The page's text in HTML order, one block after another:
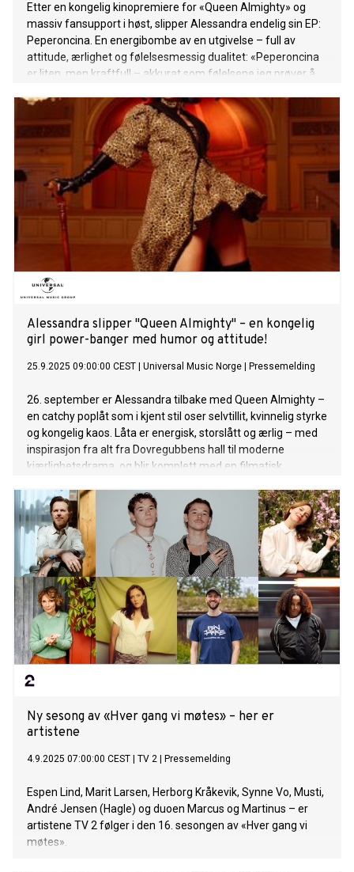
Etter en kongelig kinopremiere for «Queen Almighty» og
massiv fansupport i høst, slipper Alessandra endelig sin EP:
Peperoncina. En energibombe av en utgivelse – full av
attitude, ærlighet og følelsesmessig dualitet: «Peperoncina
er liten, men kraftfull – akkurat som følelsene jeg prøver å
og sårbar, sterk og følsom.» - Alessandra EP-en som slippes
14. november viser flere sider av Alessandra: «Jeg viser
frem den modige siden av meg – hun som tar på seg det
antrekket hun egentlig ikke tør, og bare rocker det. Men den
myke delen er der også. Peperoncina handler om begge
sider.» Hør Peperoncina HER Blant låtene finner vi den
splitter nye singelen Not That Deep – en selvsikker og leken
poplåt for alle som setter seg selv først: «Jeg er for opptatt
av musikk, karriere og det jeg elsker å gjøre – så hvis du skal
være en del av livet mitt, må du nesten tåle å bare være en
liten hobby ved siden av alt det andre. Hvis Tate McRae og
Megh
Alessandra slipper "Queen Almighty" – en kongelig
girl power-banger med humor og attitude!
25.9.2025 09:00:00 CEST Universal Music Norge Pressemelding
26. september er Alessandra tilbake med Queen Almighty –
en catchy poplåt som i kjent stil oser selvtillit, kvinnelig styrke
og kongelig kaos. Låta er energisk, storslått og ærlig – med
inspirasjon fra alt fra Dovregubbens hall til moderne
kjærlighetsdrama, og blir komplett med en filmatisk,
låt som var ROYAL. ROYAL og CRAZY.” – Alessandra Queen
Almighty handler om å gjenoppdage sin egen styrke – selv
når man står fast i et forhold som ikke løfter deg. Det er en
låt for alle som trenger en påminnelse om at de fortjener
bedre, og at det er lov å si “nok er nok”. Låta er skrevet
sammen med Peppina og Joonas i Finland, og fikk senere
sitt fulle uttrykk da hitmakerne Sofiloud og Anders Nilsen
kom inn i prosjektet. Låten blir tilgjengelig HER fredag kl.
00:01 Musikkvideoen er en slags moderne eventyr-parodi
med karakterene Figara (Queen Almighty) og Figaro.
Alessandra spiller rollen som rådgiver og venninne, og
prøver å få Figara t
Ny sesong av «Hver gang vi møtes» – her er
artistene
4.9.2025 07:00:00 CEST TV 2 Pressemelding
Espen Lind, Marit Larsen, Herborg Kråkevik, Synne Vo, Musti,
André Jensen (Hagle) og duoen Marcus og Martinus – er
artistene TV 2 følger i den 16. sesongen av «Hver gang vi
møtes».